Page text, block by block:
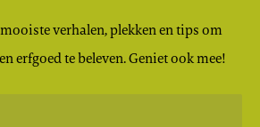
verhalen, plekken en tips om
erfgoed te beleven. Geniet ook mee!